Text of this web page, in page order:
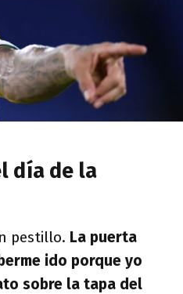
día de la
pestillo. La puerta
ido porque yo
sobre la tapa del